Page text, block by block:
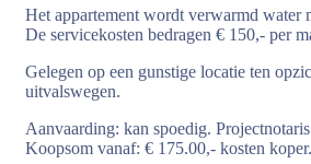
Het appartement wordt verwarmd water
De servicekosten bedragen € 150,- per
Gelegen op een gunstige locatie ten
uitvalswegen.
Aanvaarding: kan spoedig.
Koopsom vanaf: € 175.00,- kosten koper.